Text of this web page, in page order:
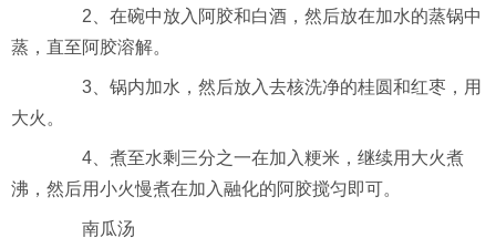
2、在碗中放入阿胶和白酒，然后放在加水的蒸锅中
蒸，直至阿胶溶解。
3、锅内加水，然后放入去核洗净的桂圆和红枣，用
大火。
4、煮至水剩三分之一在加入粳米，继续用大火煮
沸，然后用小火慢煮在加入融化的阿胶搅匀即可。
南瓜汤